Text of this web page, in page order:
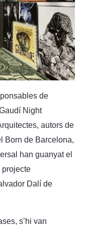
de
Night
autors de
Born de Barcelona,
han guanyat el
projecte
Dalí de
s’hi van